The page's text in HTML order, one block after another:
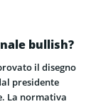
bullish?
il disegno
presidente
La normativa